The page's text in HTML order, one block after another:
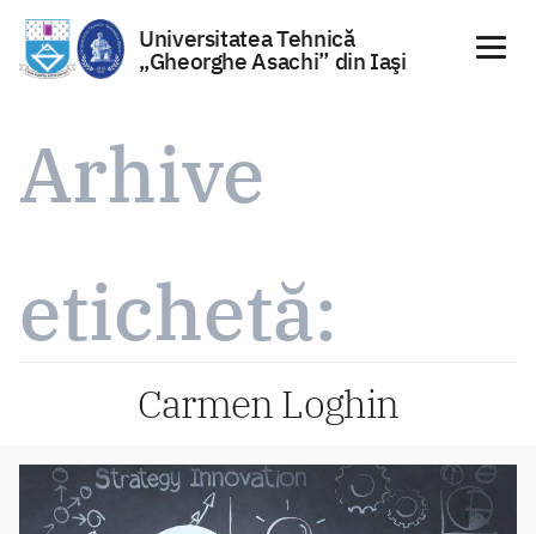
conținut
Universitatea Tehnică
„Gheorghe Asachi” din Iaşi
Arhive
etichetă:
Carmen Loghin